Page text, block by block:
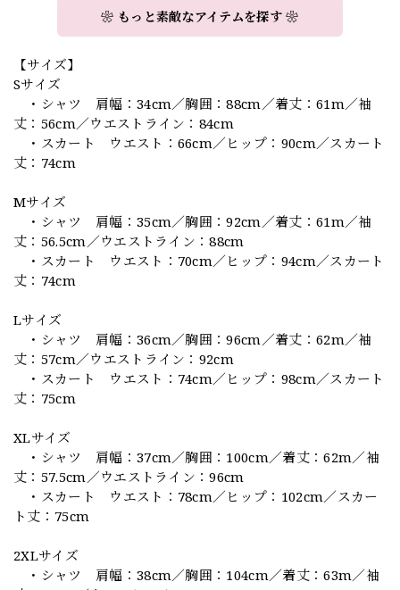
❀ もっと素敵なアイテムを探す ❀
【サイズ】
Sサイズ
・シャツ 肩幅：34cm／胸囲：88cm／着丈：61m／袖
丈：56cm／ウエストライン：84cm
・スカート ウエスト：66cm／ヒップ：90cm／スカート
丈：74cm
Mサイズ
・シャツ 肩幅：35cm／胸囲：92cm／着丈：61m／袖
丈：56.5cm／ウエストライン：88cm
・スカート ウエスト：70cm／ヒップ：94cm／スカート
丈：74cm
Lサイズ
・シャツ 肩幅：36cm／胸囲：96cm／着丈：62m／袖
丈：57cm／ウエストライン：92cm
・スカート ウエスト：74cm／ヒップ：98cm／スカート
丈：75cm
XLサイズ
・シャツ 肩幅：37cm／胸囲：100cm／着丈：62m／袖
丈：57.5cm／ウエストライン：96cm
・スカート ウエスト：78cm／ヒップ：102cm／スカー
ト丈：75cm
2XLサイズ
・シャツ 肩幅：38cm／胸囲：104cm／着丈：63m／袖